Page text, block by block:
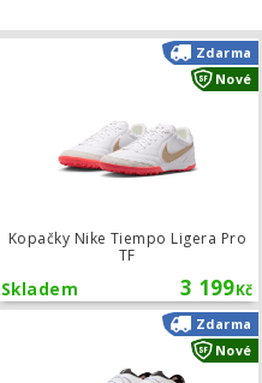
Kopačky Nike Mercurial Superfly 11
Kopačky Nike Tiempo Ligera Pro
TF
3 199Kč
Skladem
Zdarma
Nové
Dětské kopačky Nike Phantom 6
Zdarma
Nové